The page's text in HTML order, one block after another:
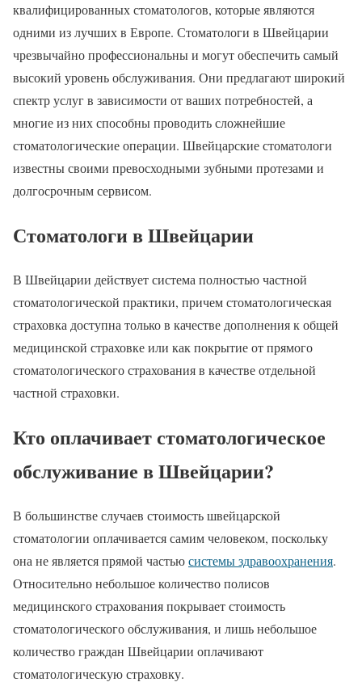
квалифицированных стоматологов, которые являются
одними из лучших в Европе. Стоматологи в Швейцарии
чрезвычайно профессиональны и могут обеспечить самый
высокий уровень обслуживания. Они предлагают широкий
спектр услуг в зависимости от ваших потребностей, а
многие из них способны проводить сложнейшие
стоматологические операции. Швейцарские стоматологи
известны своими превосходными зубными протезами и
долгосрочным сервисом.
Стоматологи в Швейцарии
В Швейцарии действует система полностью частной
стоматологической практики, причем стоматологическая
страховка доступна только в качестве дополнения к общей
медицинской страховке или как покрытие от прямого
стоматологического страхования в качестве отдельной
частной страховки.
Кто оплачивает стоматологическое
обслуживание в Швейцарии?
В большинстве случаев стоимость швейцарской
стоматологии оплачивается самим человеком, поскольку
она не является прямой частьюсистемы здравоохранения.
Относительно небольшое количество полисов
медицинского страхования покрывает стоимость
стоматологического обслуживания, и лишь небольшое
количество граждан Швейцарии оплачивают
стоматологическую страховку.